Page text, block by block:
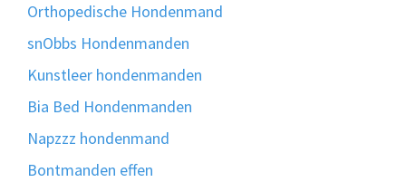
Orthopedische Hondenmand
snObbs Hondenmanden
Kunstleer hondenmanden
Bia Bed Hondenmanden
Napzzz hondenmand
Bontmanden effen